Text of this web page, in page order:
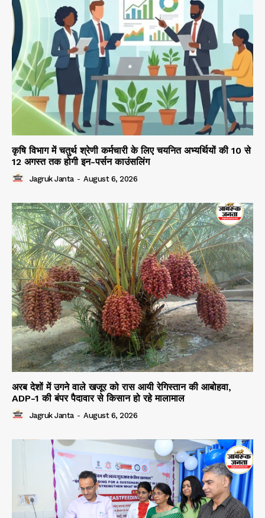
कृषि विभाग में चतुर्थ श्रेणी कर्मचारी के लिए चयनित अभ्यर्थियों की 10 से
12 अगस्त तक होगी इन-पर्सन काउंसलिंग
Jagruk Janta - August 6, 2026
अरब देशों में उगने वाले खजूर को रास आयी रेगिस्तान की आबोहवा,
ADP-1 की बंपर पैदावार से किसान हो रहे मालामाल
Jagruk Janta - August 6, 2026